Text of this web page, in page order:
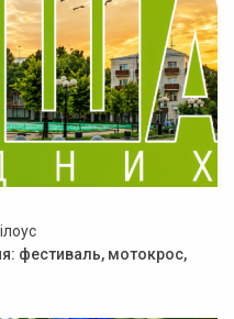
фестиваль, мотокрос,